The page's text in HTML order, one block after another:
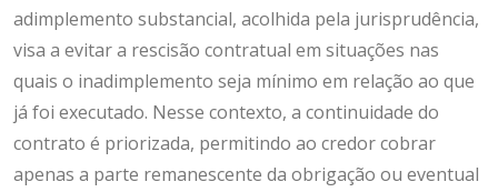
adimplemento substancial, acolhida pela jurisprudência,
visa a evitar a rescisão contratual em situações nas
quais o inadimplemento seja mínimo em relação ao que
já foi executado. Nesse contexto, a continuidade do
contrato é priorizada, permitindo ao credor cobrar
apenas a parte remanescente da obrigação ou eventual